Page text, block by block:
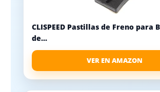
CLISPEED Pastillas de Freno para
de...
VER EN AMAZON